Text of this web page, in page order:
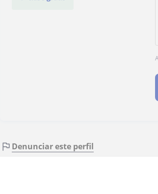
Denunciar este perfil